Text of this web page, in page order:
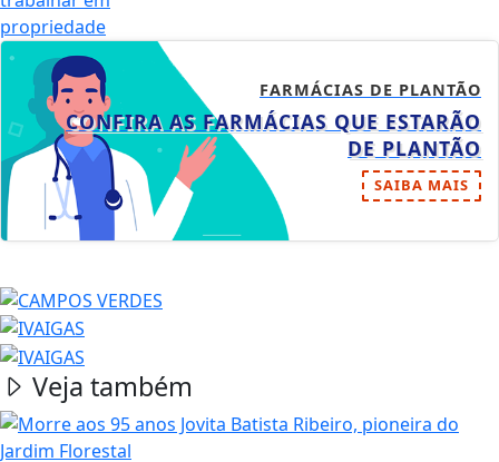
FARMÁCIAS DE PLANTÃO
CONFIRA AS FARMÁCIAS QUE ESTARÃO
DE PLANTÃO
SAIBA MAIS
Veja também